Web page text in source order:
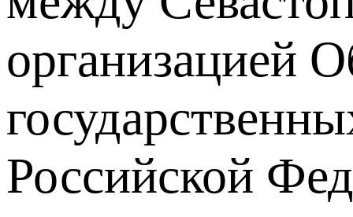
организацией
Российской